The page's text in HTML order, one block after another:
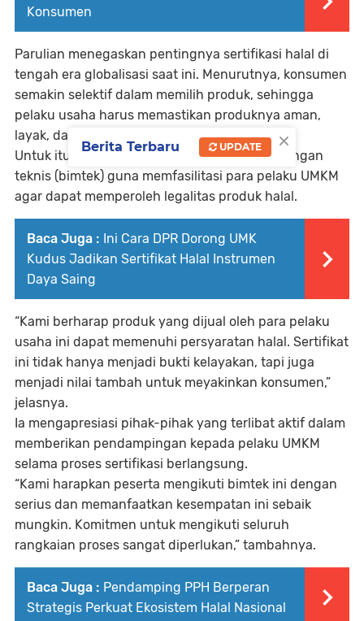
Konsumen
Parulian menegaskan pentingnya sertifikasi halal di
tengah era globalisasi saat ini. Menurutnya, konsumen
semakin selektif dalam memilih produk, sehingga
pelaku usaha harus memastikan produknya aman,
layak, dan sesuai dengan ketentuan syariah.
Untuk itu, pihaknya menyelenggarakan bimbingan
teknis (bimtek) guna memfasilitasi para pelaku UMKM
agar dapat memperoleh legalitas produk halal.
Baca Juga : Ini Cara DPR Dorong UMK
Kudus Jadikan Sertifikat Halal Instrumen
Daya Saing
“Kami berharap produk yang dijual oleh para pelaku
usaha ini dapat memenuhi persyaratan halal. Sertifikat
ini tidak hanya menjadi bukti kelayakan, tapi juga
menjadi nilai tambah untuk meyakinkan konsumen,”
jelasnya.
Ia mengapresiasi pihak-pihak yang terlibat aktif dalam
memberikan pendampingan kepada pelaku UMKM
selama proses sertifikasi berlangsung.
“Kami harapkan peserta mengikuti bimtek ini dengan
serius dan memanfaatkan kesempatan ini sebaik
mungkin. Komitmen untuk mengikuti seluruh
rangkaian proses sangat diperlukan,” tambahnya.
Baca Juga : Pendamping PPH Berperan
Strategis Perkuat Ekosistem Halal Nasional
×
Berita Terbaru UPDATE